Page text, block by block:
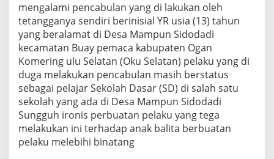
T
u
a
K
o
r
b
a
n
T
a
g
i
mengalami pencabulan yang di lakukan oleh
tetangganya sendiri berinisial YR usia (13) tahun
yang beralamat di Desa Mampun Sidodadi
kecamatan Buay pemaca kabupaten Ogan
Komering ulu Selatan (Oku Selatan) pelaku yang di
duga melakukan pencabulan masih berstatus
sebagai pelajar Sekolah Dasar (SD) di salah satu
sekolah yang ada di Desa Mampun Sidodadi
Sungguh ironis perbuatan pelaku yang tega
melakukan ini terhadap anak balita berbuatan
pelaku melebihi binatang